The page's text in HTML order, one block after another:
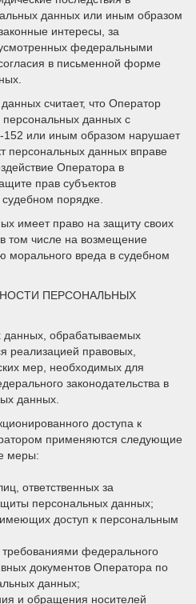
данных или иным образом
интересы, за
федеральными
в письменной форме
считает, что Оператор
персональных данных с
или иным образом нарушает
персональных данных вправе
Оператора в
прав субъектов
порядке.
имеет право на защиту своих
том числе на возмещение
морального вреда в судебном
ПЕРСОНАЛЬНЫХ
данных, обрабатываемых
реализацией правовых,
мер, необходимых для
законодательства в
данных.
доступа к
применяются следующие
меры:
ответственных за
персональных данных;
доступ к персональным
требованиями федерального
документов Оператора по
данных;
и обращения носителей